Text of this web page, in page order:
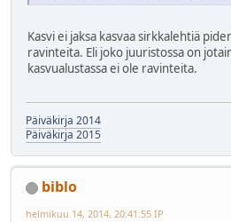
Kasvi ei jaksa kasvaa sirkkalehtiä
ravinteita. Eli joko juuristossa on
kasvualustassa ei ole ravinteita.
Päiväkirja 2014
Päiväkirja 2015
biblo
helmikuu 14, 2014, 20:41:55 IP